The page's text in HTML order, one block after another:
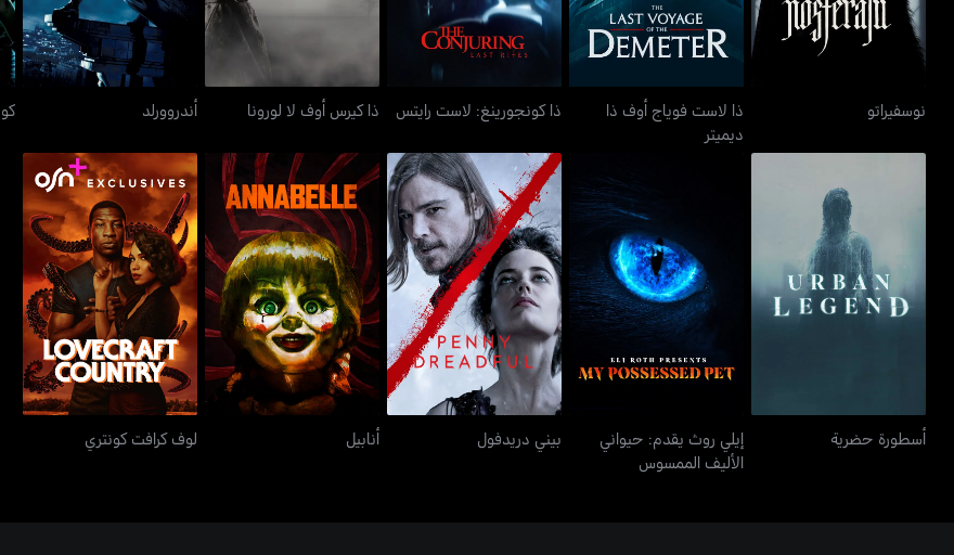
نوسفيراتو
ذا لاست فوياج أوف ذا
ديميتر
ذا كونجورينغ: لاست رايتس ذا كيرس أوف لا لورونا أندروورلد
أسطورة حضرية
أسطورة حضرية
إيلي روث يقدم: حيواني
الأليف الممسوس
إيلي روث يقدم: حيواني
الأليف الممسوس
بيني دريدفول
بيني دريدفول
أنابيل
أنابيل
لوف كرافت كونتري
لوف كرافت كونتري